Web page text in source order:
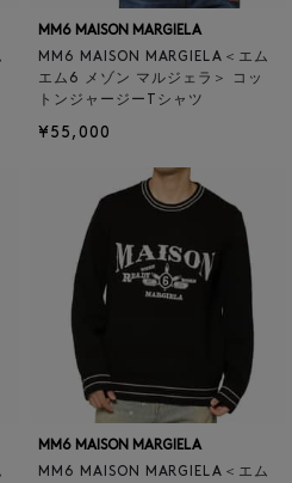
MM6 MAISON MARGIELA
MM6 MAISON MARGIELA＜エム
エム6 メゾン マルジェラ＞ コッ
トンジャージーTシャツ
¥55,000
MM6 MAISON MARGIELA
MM6 MAISON MARGIELA＜エム